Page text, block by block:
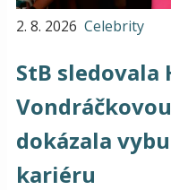
2. 8. 2026 Celebrity
StB sledovala
dokázala
kariéru